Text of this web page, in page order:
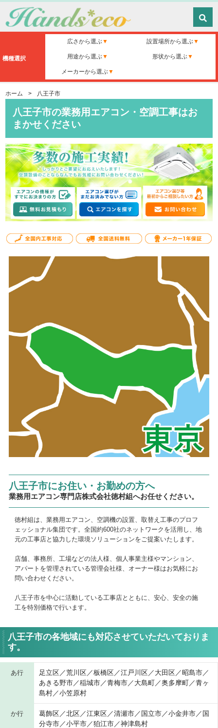
機種選択
広さから選ぶ 設置場所から選ぶ
用途から選ぶ 形状から選ぶ
メーカーから選ぶ
ホーム > 八王子市
八王子市の業務用エアコン・空調工事はお
まかせください
八王子市にお住い・お勤めの方へ
業務用エアコン専門店株式会社徳村組へお任せください。
徳村組は、業務用エアコン、空調機の設置、取替え工事のプロフ
ェッショナル集団です。全国約600社のネットワークを活用し、地
元の工事店と協力した環境ソリューションをご提案いたします。
店舗、事務所、工場などの法人様、個人事業主様やマンション、
アパートを管理されている管理会社様、オーナー様はお気軽にお
問い合わせください。
八王子市を中心に活動している工事店とともに、安心、安全の施
工を特別価格で行います。
八王子市の各地域にも対応させていただいておりま
す。
あ行
足立区／荒川区／板橋区／江戸川区／大田区／昭島市／
あきる野市／稲城市／青梅市／大島町／奥多摩町／青ヶ
島村／小笠原村
か行
葛飾区／北区／江東区／清瀬市／国立市／小金井市／国
分寺市／小平市／狛江市／神津島村